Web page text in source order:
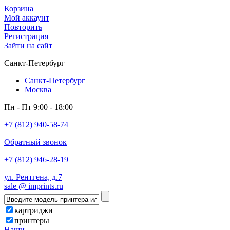
Корзина
Мой аккаунт
Повторить
Регистрация
Зайти на сайт
Санкт-Петербург
Санкт-Петербург
Москва
Пн - Пт 9:00 - 18:00
+7 (812) 940-58-74
Обратный звонок
+7 (812) 946-28-19
ул. Рентгена, д.7
sale @ imprints.ru
картриджи
принтеры